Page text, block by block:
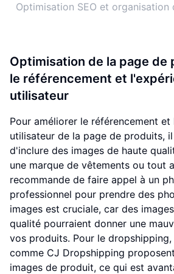
Optimisation SEO et
Optimisation de la page de
le référencement et
utilisateur
Pour améliorer le référencement
utilisateur de la page de produits,
d'inclure des images de haute
une marque de vêtements ou tout
recommande de faire appel à un
professionnel pour prendre des
images est cruciale, car des
qualité pourraient donner une
vos produits. Pour le
comme CJ Dropshipping
images de produit, ce qui est